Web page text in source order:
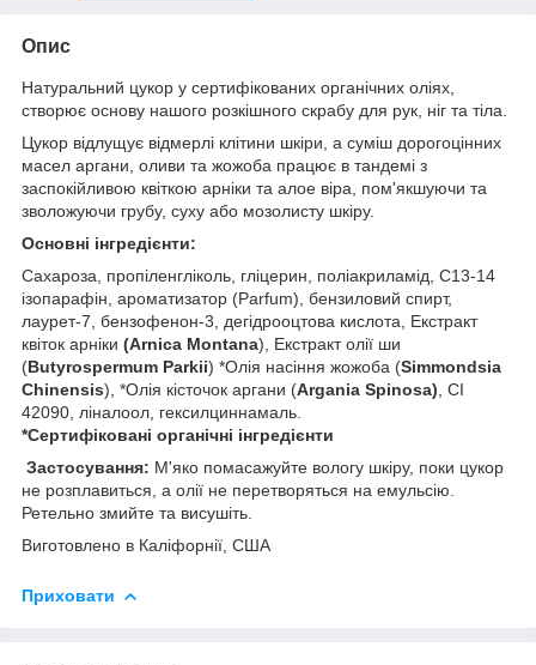
Опис
Натуральний цукор у сертифікованих органічних оліях,
створює основу нашого розкішного скрабу для рук, ніг та тіла.
Цукор відлущує відмерлі клітини шкіри, а суміш дорогоцінних
масел аргани, оливи та жожоба працює в тандемі з
заспокійливою квіткою арніки та алое віра, пом'якшуючи та
зволожуючи грубу, суху або мозолисту шкіру.
Основні інгредієнти:
Сахароза, пропіленгліколь, гліцерин, поліакриламід, C13-14
ізопарафін, ароматизатор (Parfum), бензиловий спирт,
лаурет-7, бензофенон-3, дегідрооцтова кислота, Екстракт
квіток арніки (Arnica Montana), Екстракт олії ши
(Butyrospermum Parkii) *Олія насіння жожоба (Simmondsia
Chinensis), *Олія кісточок аргани (Argania Spinosa) , CI
42090, ліналоол, гексилциннамаль.
*Сертифіковані органічні інгредієнти
Застосування: М'яко помасажуйте вологу шкіру, поки цукор
не розплавиться, а олії не перетворяться на емульсію.
Ретельно змийте та висушіть.
Виготовлено в Каліфорнії, США
Приховати